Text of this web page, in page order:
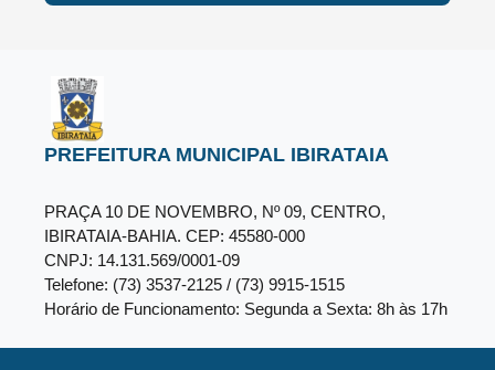
189publicações
Diário Oficial -2018
180 publicações
PREFEITURA MUNICIPAL IBIRATAIA
PRAÇA 10 DE NOVEMBRO, Nº 09, CENTRO,
IBIRATAIA-BAHIA. CEP: 45580-000
CNPJ: 14.131.569/0001-09
Telefone: (73) 3537-2125 / (73) 9915-1515
Horário de Funcionamento: Segunda a Sexta: 8h às 17h